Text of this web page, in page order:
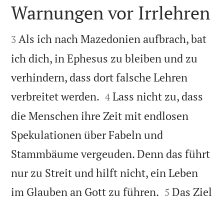

Warnungen vor Irrlehren

3 Als ich nach Mazedonien aufbrach, bat
ich dich, in Ephesus zu bleiben und zu
verhindern, dass dort falsche Lehren
verbreitet werden. 

4 Lass nicht zu, dass
die Menschen ihre Zeit mit endlosen
Spekulationen über Fabeln und
Stammbäume vergeuden. Denn das führt
nur zu Streit und hilft nicht, ein Leben
im Glauben an Gott zu führen. 

5 Das Ziel